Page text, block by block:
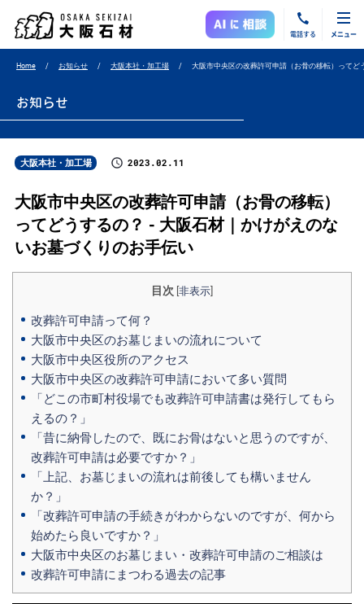
電話する メニュー
Home お知らせ 大阪本社・加工場 大阪市中央区の改葬許可申請（お骨の移転）ってど
お知らせ
大阪本社・加工場 2023.02.11
大阪市中央区の改葬許可申請（お骨の移転）
ってどうするの？ - 大阪石材｜かけがえのな
いお墓づくりのお手伝い
目次 非表示
改葬許可申請って何？
大阪市中央区のお墓じまいの流れについて
大阪市中央区役所のアクセス
大阪市中央区の改葬許可申請において多い質問
「どこの市町村役場でも改葬許可申請書は発行してもら
えるの？」
「昔に納骨したので、既にお骨はないと思うのですが、
改葬許可申請は必要ですか？」
「上記、お墓じまいの流れは前後しても構いません
か？」
「改葬許可申請の手続きがわからないのですが、何から
始めたら良いですか？」
大阪市中央区のお墓じまい・改葬許可申請のご相談は
改葬許可申請にまつわる過去の記事